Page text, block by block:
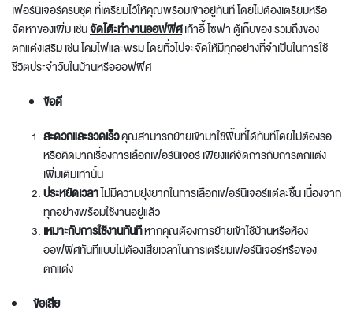
เฟอร์นิเจอร์ครบชุด ที่เตรียมไว้ให้คุณพร้อมเข้าอยู่ทันที โดยไม่ต้องเตรียมหรือ
จัดหาของเพิ่ม เช่นจัดโต๊ะทํางานออฟฟิศเก้าอี้ โซฟา ตู้เก็บของ รวมถึงของ
ตกแต่งเสริม เช่น โคมไฟและพรม โดยทั่วไปจะจัดให้มีทุกอย่างที่จำเป็นในการใช้
ชีวิตประจำวันในบ้านหรือออฟฟิศ
ข้อดี
สะดวกและรวดเร็วคุณสามารถย้ายเข้ามาใช้พื้นที่ได้ทันทีโดยไม่ต้องรอ
หรือคิดมากเรื่องการเลือกเฟอร์นิเจอร์ เพียงแค่จัดการกับการตกแต่ง
เพิ่มเติมเท่านั้น
ประหยัดเวลาไม่มีความยุ่งยากในการเลือกเฟอร์นิเจอร์แต่ละชิ้น เนื่องจาก
ทุกอย่างพร้อมใช้งานอยู่แล้ว
เหมาะกับการใช้งานทันทีหากคุณต้องการย้ายเข้าใช้บ้านหรือห้อง
ออฟฟิศทันทีแบบไม่ต้องเสียเวลาในการเตรียมเฟอร์นิเจอร์หรือของ
ตกแต่ง
ข้อเสีย